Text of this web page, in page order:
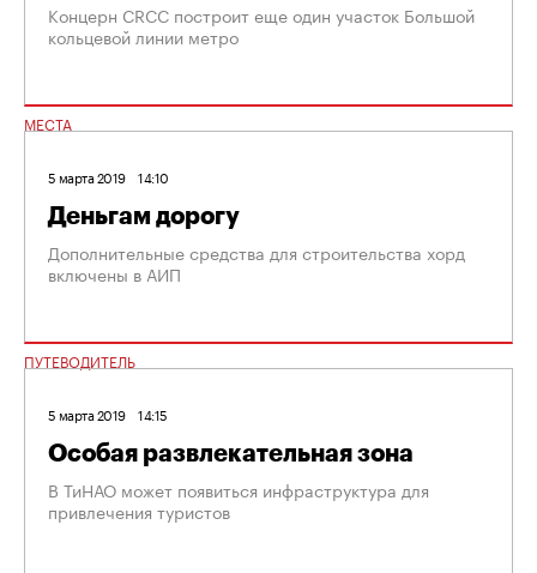
Концерн CRCC построит еще один участок Большой
кольцевой линии метро
МЕСТА
5 марта 2019 14:10
Деньгам дорогу
Дополнительные средства для строительства хорд
включены в АИП
ПУТЕВОДИТЕЛЬ
5 марта 2019 14:15
Особая развлекательная зона
В ТиНАО может появиться инфраструктура для
привлечения туристов